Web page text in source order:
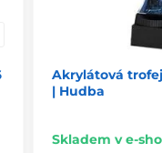
Akrylátová trofej
| Hudba
Skladem v e-